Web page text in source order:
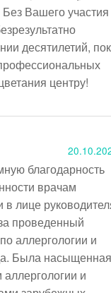
Вашего участия
десятилетий,
центру!
благодарность
врачам
лице
проведенный
аллергологии и
Была насыщенная
и